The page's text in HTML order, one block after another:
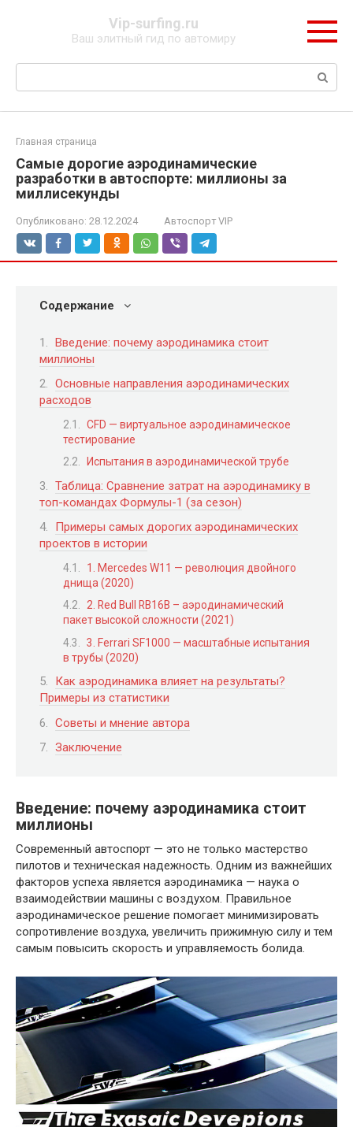
Vip-surfing.ru
Ваш элитный гид по автомиру
Поиск:
Главная страница
Самые дорогие аэродинамические
разработки в автоспорте: миллионы за
миллисекунды
Опубликовано: 28.12.2024 Автоспорт VIP
Содержание
Введение: почему аэродинамика стоит
миллионы
Основные направления аэродинамических
расходов
CFD — виртуальное аэродинамическое
тестирование
Испытания в аэродинамической трубе
Таблица: Сравнение затрат на аэродинамику в
топ-командах Формулы-1 (за сезон)
Примеры самых дорогих аэродинамических
проектов в истории
1. Mercedes W11 — революция двойного
днища (2020)
2. Red Bull RB16B – аэродинамический
пакет высокой сложности (2021)
3. Ferrari SF1000 — масштабные испытания
в трубы (2020)
Как аэродинамика влияет на результаты?
Примеры из статистики
Советы и мнение автора
Заключение
Введение: почему аэродинамика стоит
миллионы
Современный автоспорт — это не только мастерство
пилотов и техническая надежность. Одним из важнейших
факторов успеха является аэродинамика — наука о
взаимодействии машины с воздухом. Правильное
аэродинамическое решение помогает минимизировать
сопротивление воздуха, увеличить прижимную силу и тем
самым повысить скорость и управляемость болида.